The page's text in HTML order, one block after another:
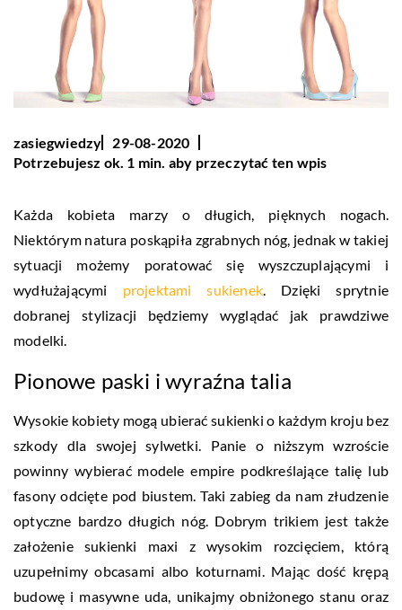
zasiegwiedzy
29-08-2020
Potrzebujesz ok. 1 min. aby przeczytać ten wpis
Każda kobieta marzy o długich, pięknych nogach.
Niektórym natura poskąpiła zgrabnych nóg, jednak w takiej
sytuacji możemy poratować się wyszczuplającymi i
wydłużającymi projektami sukienek . Dzięki sprytnie
dobranej stylizacji będziemy wyglądać jak prawdziwe
modelki.
Pionowe paski i wyraźna talia
Wysokie kobiety mogą ubierać sukienki o każdym kroju bez
szkody dla swojej sylwetki. Panie o niższym wzroście
powinny wybierać modele empire podkreślające talię lub
fasony odcięte pod biustem. Taki zabieg da nam złudzenie
optyczne bardzo długich nóg. Dobrym trikiem jest także
założenie sukienki maxi z wysokim rozcięciem, którą
uzupełnimy obcasami albo koturnami. Mając dość krępą
budowę i masywne uda, unikajmy obniżonego stanu oraz